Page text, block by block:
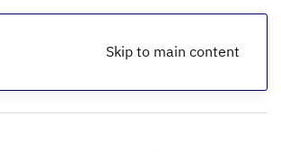
Skip to main content
الرئيسية